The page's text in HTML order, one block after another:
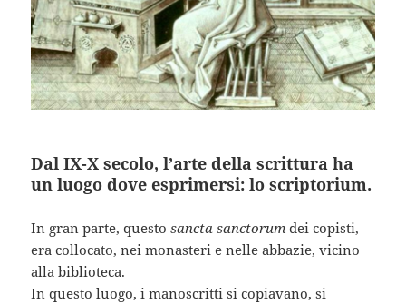
Dal IX-X secolo, l’arte della scrittura ha
un luogo dove esprimersi: lo scriptorium.
In gran parte, questosancta sanctorum dei copisti,
era collocato, nei monasteri e nelle abbazie, vicino
alla biblioteca.
In questo luogo, i manoscritti si copiavano, si